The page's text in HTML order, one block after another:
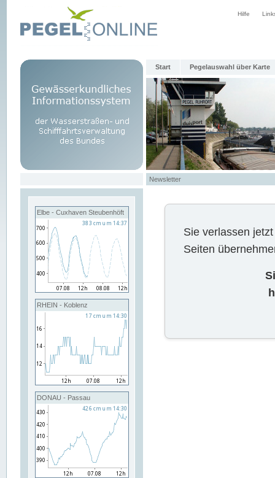
Hilfe
Start Pegelauswahl über Karte
Newsletter
Elbe - Cuxhaven Steubenhöft
RHEIN - Koblenz
DONAU - Passau
Sie verlassen
Seiten